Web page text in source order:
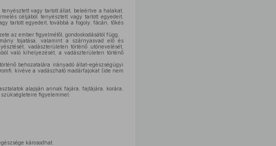
vagy tartott állat, beleértve a halakat,
céljából tenyésztett vagy tartott egyedeit,
tartott egyedeit, továbbá a fogoly, fácán, tőkés
az ember figyelmétől, gondoskodásától függ,
tojatása, valamint a szárnyasvad elő és
vadászterületen történő utónevelését,
való kihelyezését, a vadászterületen történő
behozatalára irányadó állat-egészségügyi
kivéve a vadászható madárfajokat (ide nem
alapján annak fajára, fajtájára, korára,
figyelemmel:
károsodhat.